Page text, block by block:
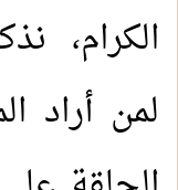
الكرام،
لمن أراد